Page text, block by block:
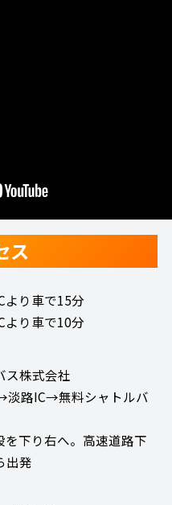
ス
り車で15分
り車で10分
ス株式会社
路IC→無料シャトルバ
下り右へ。高速道路下
出発